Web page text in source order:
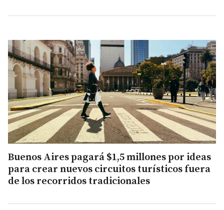
Buenos Aires pagará $1,5 millones por ideas
para crear nuevos circuitos turísticos fuera
de los recorridos tradicionales